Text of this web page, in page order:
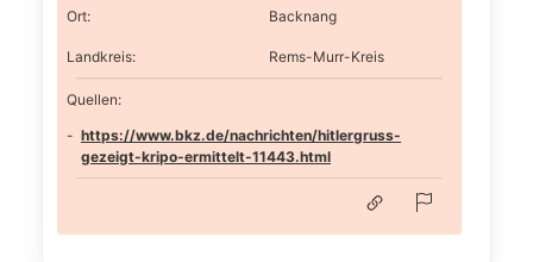
Ort: Backnang
Landkreis: Rems-Murr-Kreis
Quellen:
https://www.bkz.de/nachrichten/hitlergruss-
gezeigt-kripo-ermittelt-11443.html